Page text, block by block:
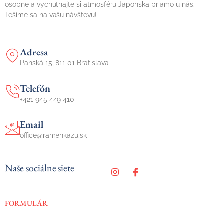
osobne a vychutnajte si atmosféru Japonska priamo u nás.
Tešíme sa na vašu návštevu!
Adresa
Panská 15, 811 01 Bratislava
Telefón
+421 945 449 410
Email
office@ramenkazu.sk
Naše sociálne siete
FORMULÁR